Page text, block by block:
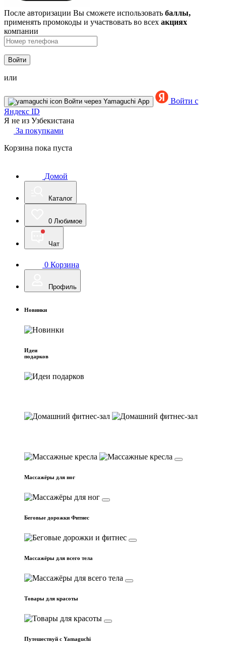
После авторизации Вы сможете использовать баллы,
применять промокоды и участвовать во всех акциях
компании
Войти
или
Войти через Yamaguchi App
Войти с
Яндекс ID
Я не из Узбекистана
За покупками
Корзина пока пуста
Домой
Каталог
0 Любимое
Чат
0 Корзина
Профиль
Новинки
Идеи
подарков
Массажёры для ног
Беговые дорожки Фитнес
Массажёры для всего тела
Товары для красоты
Путешествуй с Yamaguchi